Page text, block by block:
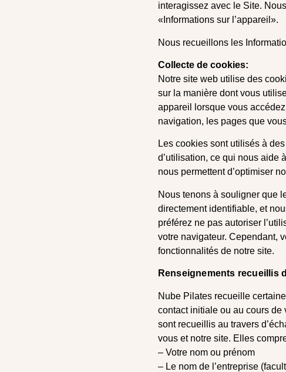
interagissez avec le Site.
«Informations sur l’appareil».
Nous recueillons les
Collecte de cookies:
Notre site web utilise des
sur la manière dont vous
appareil lorsque vous
navigation, les pages que
Les cookies sont utilisés à
d’utilisation, ce qui nous aide
nous permettent d’optimiser
Nous tenons à souligner que
directement identifiable, et
préférez ne pas autoriser
votre navigateur. Cependant,
fonctionnalités de notre site.
Renseignements recueillis
Nube Pilates recueille
contact initiale ou au cours
sont recueillis au travers
vous et notre site. Elles
– Votre nom ou prénom
– Le nom de l’entreprise